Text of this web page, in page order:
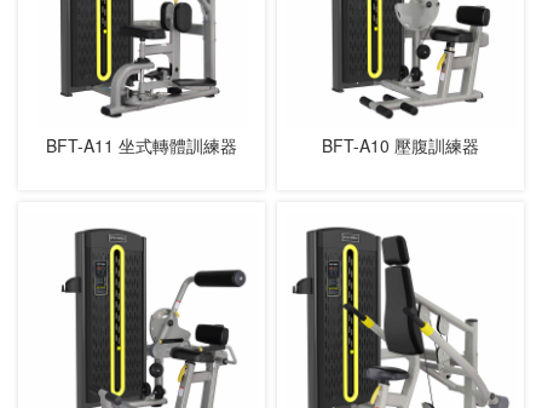
BFT-A11 坐式轉體訓練器 BFT-A10 壓腹訓練器